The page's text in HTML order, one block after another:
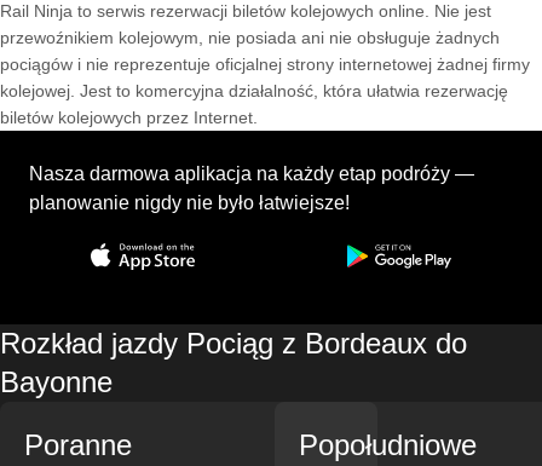
Rail Ninja to serwis rezerwacji biletów kolejowych online. Nie jest
przewoźnikiem kolejowym, nie posiada ani nie obsługuje żadnych
pociągów i nie reprezentuje oficjalnej strony internetowej żadnej firmy
kolejowej. Jest to komercyjna działalność, która ułatwia rezerwację
biletów kolejowych przez Internet.
Nasza darmowa aplikacja na każdy etap podróży —
planowanie nigdy nie było łatwiejsze!
Rozkład jazdy Pociąg z Bordeaux do
Bayonne
Poranne
Popołudniowe